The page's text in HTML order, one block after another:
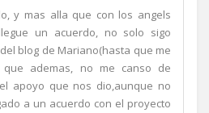
y mas alla que con los angels
un acuerdo, no solo sigo
blog de Mariano(hasta que me
que ademas, no me canso de
apoyo que nos dio,aunque no
a un acuerdo con el proyecto